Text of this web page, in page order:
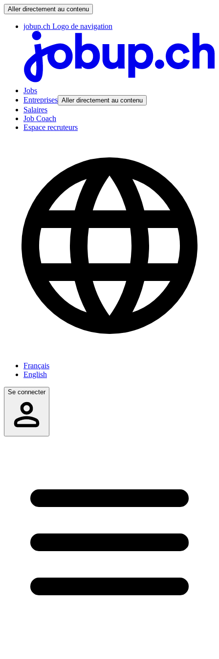
Aller directement au contenu
jobup.ch Logo de navigation
Jobs
Entreprises Aller directement au contenu
Salaires
Job Coach
Espace recruteurs
Français
English
Se connecter